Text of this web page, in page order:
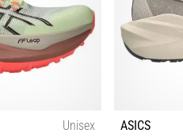
Unisex
ASICS